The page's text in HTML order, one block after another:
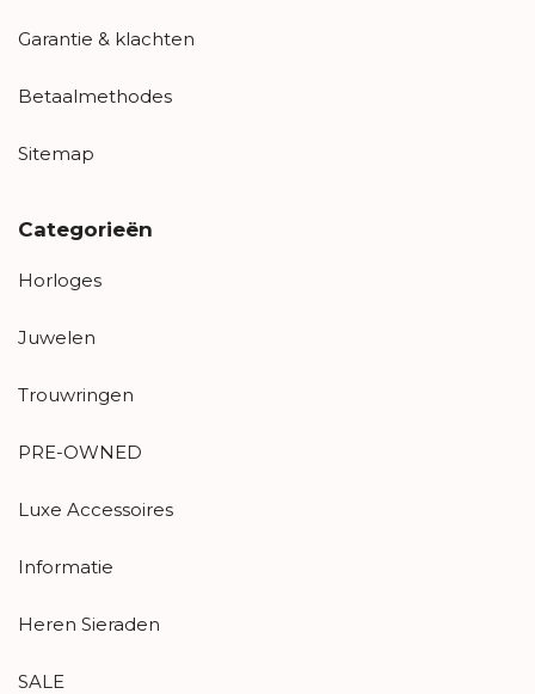
Garantie & klachten
Betaalmethodes
Sitemap
Categorieën
Horloges
Juwelen
Trouwringen
PRE-OWNED
Luxe Accessoires
Informatie
Heren Sieraden
SALE